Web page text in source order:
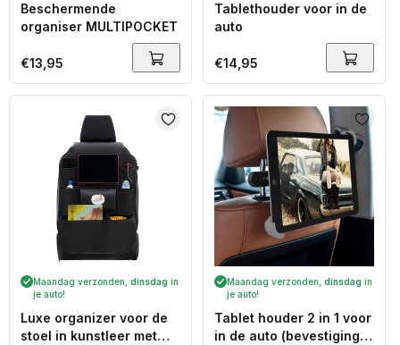
Beschermende
organiser MULTIPOCKET
Normale
prijs
€13,95
Tablethouder voor in de
auto
Normale
prijs
€14,95
Maandag verzonden, dinsdag in
je auto!
Luxe organizer voor de
stoel in kunstleer met
Maandag verzonden, dinsdag in
je auto!
Tablet houder 2 in 1 voor
in de auto (bevestiging